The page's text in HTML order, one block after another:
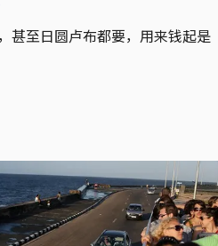
甚至日圆卢布都要，用来钱起是